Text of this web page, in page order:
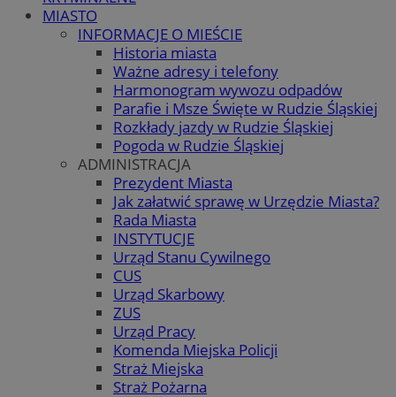
MIASTO
INFORMACJE O MIEŚCIE
Historia miasta
Ważne adresy i telefony
Harmonogram wywozu odpadów
Parafie i Msze Święte w Rudzie Śląskiej
Rozkłady jazdy w Rudzie Śląskiej
Pogoda w Rudzie Śląskiej
ADMINISTRACJA
Prezydent Miasta
Jak załatwić sprawę w Urzędzie Miasta?
Rada Miasta
INSTYTUCJE
Urząd Stanu Cywilnego
CUS
Urząd Skarbowy
ZUS
Urząd Pracy
Komenda Miejska Policji
Straż Miejska
Straż Pożarna